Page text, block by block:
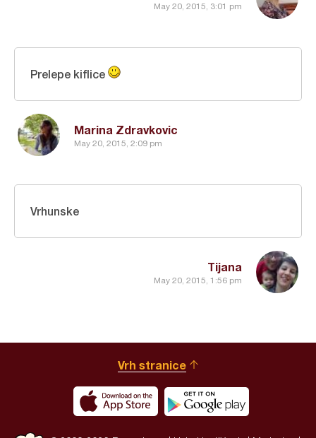
May 20, 2015, 3:01 pm
Marina Zdravkovic
May 20, 2015, 2:09 pm
Prelepe kiflice
Tijana
May 20, 2015, 1:56 pm
Vrhunske
Vrh stranice